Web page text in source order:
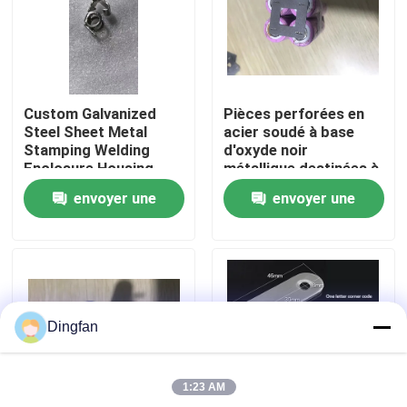
Visite d'usine
Contrôle de qualité
Contactez-nous
Demandez une citation
Bande de nickel pur
bande en acier nickelée
Custom Galvanized
Steel Sheet Metal
Stamping Welding
Enclosure Housing
Electrical Cabinet Box
OEM Fabrication
Service
envoyer une
Pièces perforées en
acier soudé à base
d'oxyde noir
métallique destinées à
la fabrication
industrielleenvoyer une
Dingfan
1:23 AM